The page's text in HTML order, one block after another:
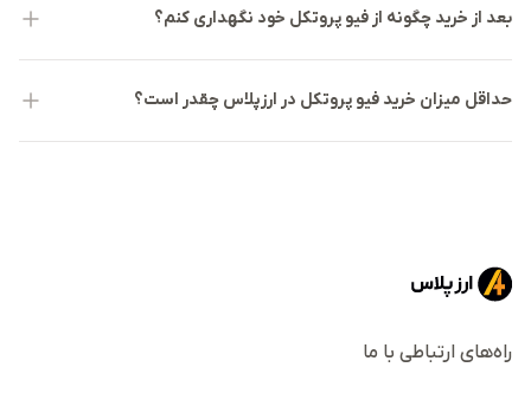
بعد از خرید چگونه از فیو پروتکل خود نگهداری کنم؟
حداقل میزان خرید فیو پروتکل در ارزپلاس چقدر است؟
راه‌های ارتباطی با ما